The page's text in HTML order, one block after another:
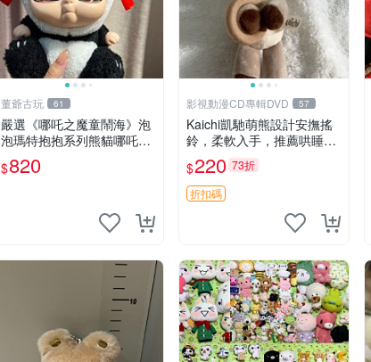
董爺古玩 61
嚴選《哪吒之魔童鬧海》泡
泡瑪特抱抱系列熊貓哪吒搪
膠臉毛絨， STATE：如圖顯
示 哪吒 毛絨公仔 泡泡瑪特
$820
影視動漫CD專輯DVD 57
Kaichi凱馳萌熊設計安撫搖
鈴，柔軟入手，推薦哄睡好
選擇 熊公仔 安撫玩具 喂食
環
$220 73折
折扣碼